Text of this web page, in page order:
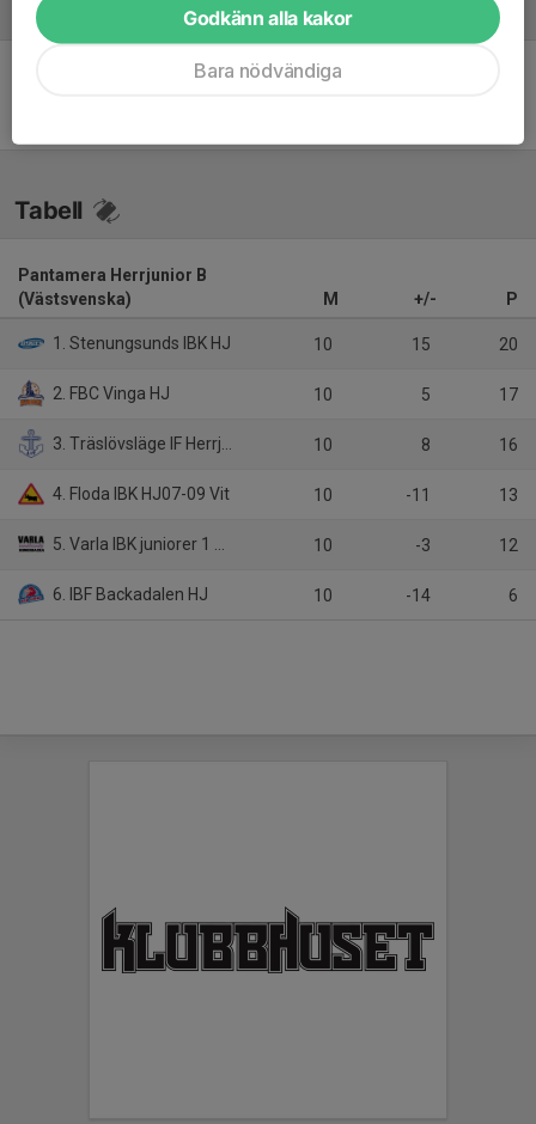
Referat
Tabell
Pantamera Herrjunior B
(Västsvenska)
M +/- P
1. Stenungsunds IBK HJ 10 15 20
2. FBC Vinga HJ 10 5 17
3. Träslövsläge IF Herrjunior 10 8 16
4. Floda IBK HJ07-09 Vit 10 -11 13
5. Varla IBK juniorer 1 GBG 10 -3 12
6. IBF Backadalen HJ 10 -14 6
Godkänn alla kakor
Bara nödvändiga